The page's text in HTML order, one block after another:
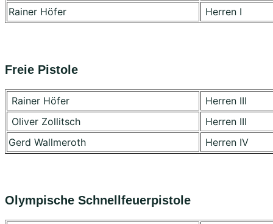
Rainer Höfer
Herren I
Freie Pistole
Rainer Höfer
Herren III
Oliver Zollitsch
Herren III
Gerd Wallmeroth
Herren IV
Olympische Schnellfeuerpistole